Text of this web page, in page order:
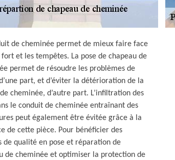
de cheminée permet de mieux faire face
et les tempêtes. La pose de chapeau de
permet de résoudre les problèmes de
part, et d’éviter la détérioration de la
cheminée, d’autre part. L’infiltration des
le conduit de cheminée entraînant des
peut également être évitée grâce à la
de cette pièce. Pour bénéficier des
de qualité en pose et réparation de
de cheminée et optimiser la protection de